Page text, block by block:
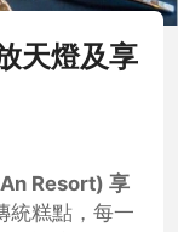
天燈及享
Resort) 享
統糕點，每一